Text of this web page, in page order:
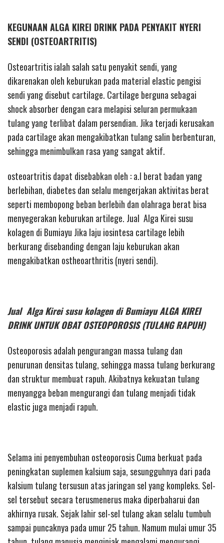
KEGUNAAN ALGA KIREI DRINK PADA PENYAKIT NYERI
SENDI (OSTEOARTRITIS)
Osteoartritis ialah salah satu penyakit sendi, yang
dikarenakan oleh keburukan pada material elastic pengisi
sendi yang disebut cartilage. Cartilage berguna sebagai
shock absorber dengan cara melapisi seluran permukaan
tulang yang terlibat dalam persendian. Jika terjadi kerusakan
pada cartilage akan mengakibatkan tulang salin berbenturan,
sehingga menimbulkan rasa yang sangat aktif.
osteoartritis dapat disebabkan oleh : a.l berat badan yang
berlebihan, diabetes dan selalu mengerjakan aktivitas berat
seperti membopong beban berlebih dan olahraga berat bisa
menyegerakan keburukan artilege. Jual Alga Kirei susu
kolagen di Bumiayu Jika laju iosintesa cartilage lebih
berkurang disebanding dengan laju keburukan akan
mengakibatkan ostheoarthritis (nyeri sendi).
Jual Alga Kirei susu kolagen di Bumiayu ALGA KIREI
DRINK UNTUK OBAT OSTEOPOROSIS (TULANG RAPUH)
Osteoporosis adalah pengurangan massa tulang dan
penurunan densitas tulang, sehingga massa tulang berkurang
dan struktur membuat rapuh. Akibatnya kekuatan tulang
menyangga beban mengurangi dan tulang menjadi tidak
elastic juga menjadi rapuh.
Selama ini penyembuhan osteoporosis Cuma berkuat pada
peningkatan suplemen kalsium saja, sesungguhnya dari pada
kalsium tulang tersusun atas jaringan sel yang kompleks. Sel-
sel tersebut secara terusmenerus maka diperbaharui dan
akhirnya rusak. Sejak lahir sel-sel tulang akan selalu tumbuh
sampai puncaknya pada umur 25 tahun. Namum mulai umur 35